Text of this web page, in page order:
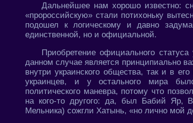
Дальнейшее нам хорошо известно:
«пророссийскую» стали потихоньку
подошел к логическому и давно
единственной, но и официальной.
Приобретение официального
данном случае является принципиально
внутри украинского общества, так и в
украинцев, и у остального мира
политического маневра, потому что
на кого-то другого: да, был Бабий Яр,
Мельника) сожгли Хатынь, «но лично мой